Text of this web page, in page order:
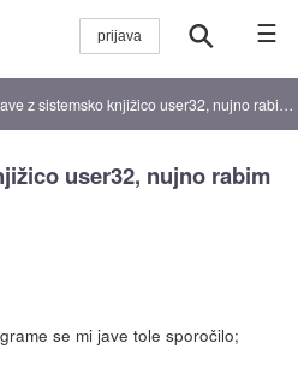
☰
z sistemsko knjižico user32, nujno rabim pomoč
user32, nujno rabim
se mi jave tole sporočilo;